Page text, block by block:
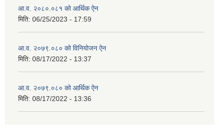
आ.व. २०८०.०८१ को आर्थिक ऐन
मिति: 06/25/2023 - 17:59
आ.व. २०७९.०८० को विनियोजन ऐन
मिति: 08/17/2022 - 13:37
आ.व. २०७९.०८० को आर्थिक ऐन
मिति: 08/17/2022 - 13:36